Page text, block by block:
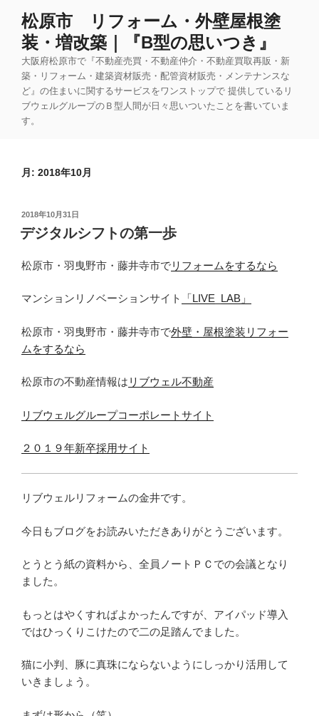
松原市 リフォーム・外壁屋根塗
装・増改築｜『B型の思いつき』
大阪府松原市で『不動産売買・不動産仲介・不動産買取再販・新
築・リフォーム・建築資材販売・配管資材販売・メンテナンスな
ど』の住まいに関するサービスをワンストップで 提供しているリ
ブウェルグループのＢ型人間が日々思いついたことを書いていま
す。
月: 2018年10月
投
稿
日:
2018年10月31日
デジタルシフトの第一歩
松原市・羽曳野市・藤井寺市でリフォームをするなら
マンションリノベーションサイト 「LIVE_LAB」
松原市・羽曳野市・藤井寺市で外壁・屋根塗装リフォー
ムをするなら
松原市の不動産情報は リブウェル不動産
リブウェルグループコーポレートサイト
２０１９年新卒採用サイト
リブウェルリフォームの金井です。
今日もブログをお読みいただきありがとうございます。
とうとう紙の資料から、全員ノートＰＣでの会議となり
ました。
もっとはやくすればよかったんですが、アイパッド導入
ではひっくりこけたので二の足踏んでました。
猫に小判、豚に真珠にならないようにしっかり活用して
いきましょう。